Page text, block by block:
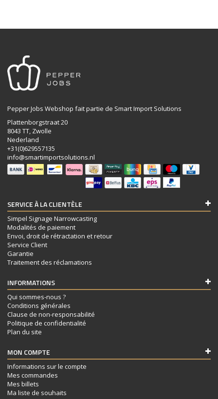
Pepper Jobs Webshop fait partie de Smart Import Solutions
Plattenborgstraat 20
8043 TT, Zwolle
Nederland
+31(0)629557135
info@smartimportsolutions.nl
SERVICE À LA CLIENTÈLE
Simpel Signage Narrowcasting
Modalités de paiement
Envoi, droit de rétractation et retour
Service Client
Garantie
Traitement des réclamations
INFORMATIONS
Qui sommes-nous ?
Conditions générales
Clause de non-responsabilité
Politique de confidentialité
Plan du site
MON COMPTE
Informations sur le compte
Mes commandes
Mes billets
Ma liste de souhaits